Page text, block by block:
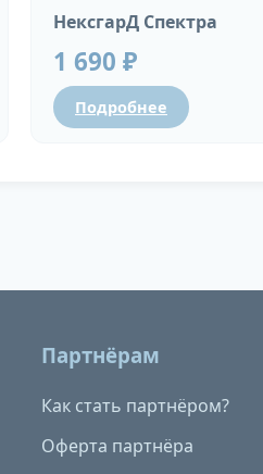
НексгарД Спектра
1 690 ₽
Подробнее
Партнёрам
Как стать партнёром?
Оферта партнёра